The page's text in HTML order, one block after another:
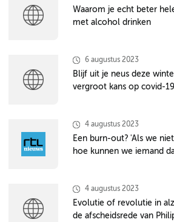
Waarom je echt beter
met alcohol drinken
6 augustus 2023
Blijf uit je neus deze
vergroot kans op covid-
4 augustus 2023
Een burn-out? 'Als we
hoe kunnen we iemand
4 augustus 2023
Evolutie of revolutie in
de afscheidsrede van